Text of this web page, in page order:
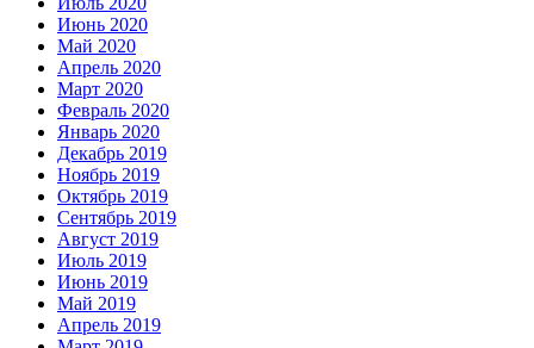
Июнь 2020
Май 2020
Апрель 2020
Март 2020
Февраль 2020
Январь 2020
Декабрь 2019
Ноябрь 2019
Октябрь 2019
Сентябрь 2019
Август 2019
Июль 2019
Июнь 2019
Май 2019
Апрель 2019